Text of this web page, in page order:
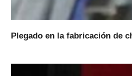
Plegado en la fabricación de